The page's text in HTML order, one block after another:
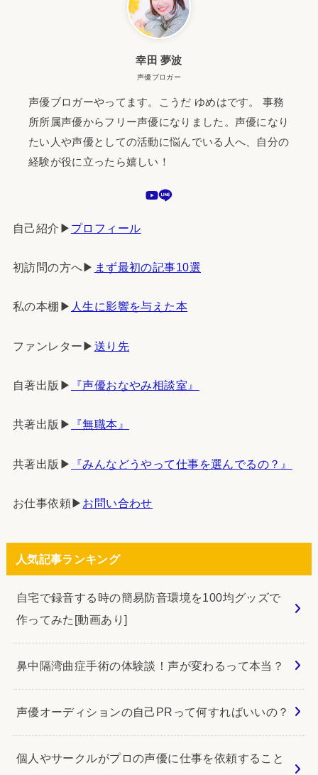
幸田 夢波
声優ブロガー
声優ブロガーやってます。こうだ ゆめはです。 事務
所所属声優からフリー声優になりました。声優になり
たい人や声優としての活動に悩んでいる人へ、自分の
経験が役に立ったら嬉しい！
自己紹介▶︎ プロフィール
初訪問の方へ▶︎ まず最初の記事10選
私の本棚▶︎ 人生に影響を与えた本
ファンレター▶︎ 送り先
自著出版▶︎ 『声優おなやみ相談室』
共著出版▶︎ 『無職本』
共著出版▶︎ 『みんなどうやって仕事を選んでるの？』
お仕事依頼▶︎ お問い合わせ
人気記事ランキング
自宅で録音する時の簡易防音環境を100均グッズで
作ってみた[動画あり]
鼻中隔湾曲症手術の体験談！声が変わるって本当？
声優オーディションの自己PRって何すればいいの？
個人やサークルがプロの声優に仕事を依頼すること